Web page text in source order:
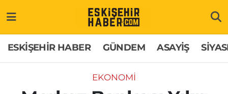
ESKİŞEHİR HABER GÜNDEM ASAYİŞ
EKONOMİ
GÜNDEM
ASAYİŞ
Hakkımızda
İletişim
Odunpazarı Trafik Yoğunluk Haritası
Süper Lig Puan Durumu ve Fikstür